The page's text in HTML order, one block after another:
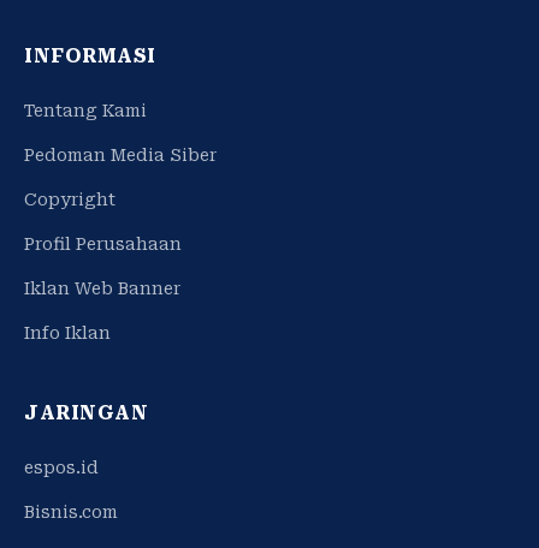
INFORMASI
Tentang Kami
Pedoman Media Siber
Copyright
Profil Perusahaan
Iklan Web Banner
Info Iklan
JARINGAN
espos.id
Bisnis.com